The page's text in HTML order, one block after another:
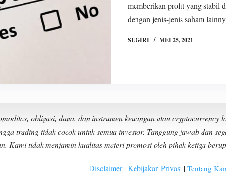
memberikan profit yang stabil
dengan jenis-jenis saham
SUGIRI MEI 25, 2021
obligasi, dana, dan instrumen keuangan atau
trading tidak cocok untuk semua investor. Tanggung jawab dan
Kami tidak menjamin kualitas materi promosi oleh pihak ketiga
Disclaimer| Kebijakan Privasi| Tentang